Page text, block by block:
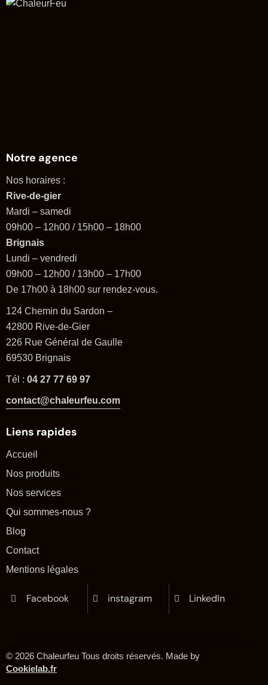
Notre agence
Nos horaires :
Rive-de-gier
Mardi – samedi
09h00 – 12h00 / 15h00 – 18h00
Brignais
Lundi – vendredi
09h00 – 12h00 / 13h00 – 17h00
De 17h00 à 18h00 sur rendez-vous.
124 Chemin du Sardon –
42800 Rive-de-Gier
226 Rue Général de Gaulle
69530 Brignais
Tél : 04 27 77 69 97
contact@chaleurfeu.com
Liens rapides
Accueil
Nos produits
Nos services
Qui sommes-nous ?
Blog
Contact
Mentions légales
Facebook instagram LinkedIn
© 2026 Chaleurfeu Tous droits réservés. Made by
Cookielab.fr